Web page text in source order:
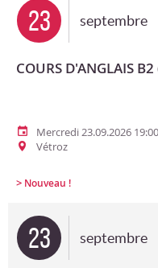
23 septembre
COURS D'ANGLAIS
Mercredi 23.09.2026 19:00
Vétroz
> Nouveau !
23 septembre